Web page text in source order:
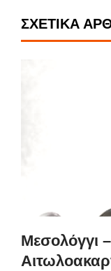
ΣΧΕΤΙΚΆ
Μεσολόγγι